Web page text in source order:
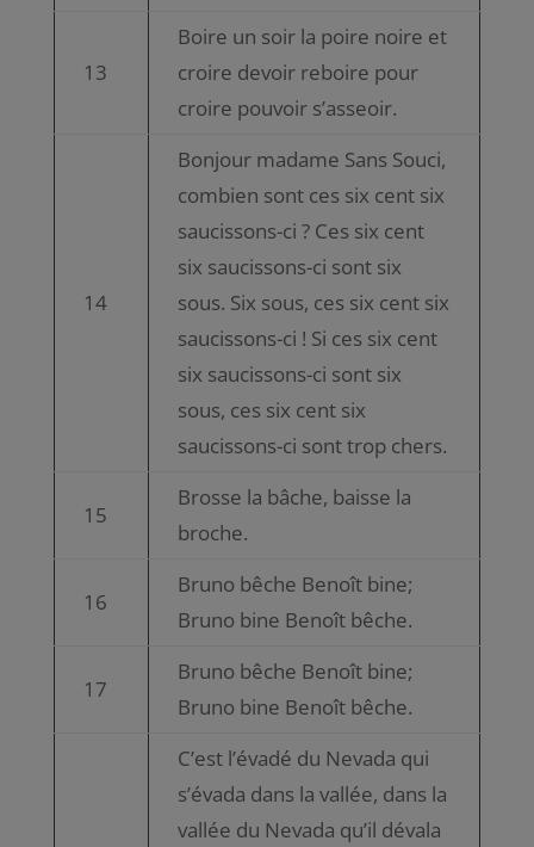
13
Boire un soir la poire noire et
croire devoir reboire pour
croire pouvoir s’asseoir.
14
Bonjour madame Sans Souci,
combien sont ces six cent six
saucissons-ci ? Ces six cent
six saucissons-ci sont six
sous. Six sous, ces six cent six
saucissons-ci ! Si ces six cent
six saucissons-ci sont six
sous, ces six cent six
saucissons-ci sont trop chers.
15
Brosse la bâche, baisse la
broche.
16
Bruno bêche Benoît bine;
Bruno bine Benoît bêche.
17
Bruno bêche Benoît bine;
Bruno bine Benoît bêche.
C’est l’évadé du Nevada qui
s’évada dans la vallée, dans la
vallée du Nevada qu’il dévala